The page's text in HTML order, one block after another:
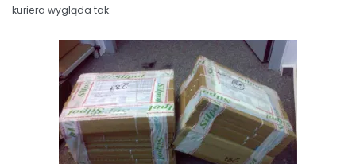
kuriera wygląda tak: